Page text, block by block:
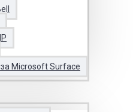
Microsoft Surface